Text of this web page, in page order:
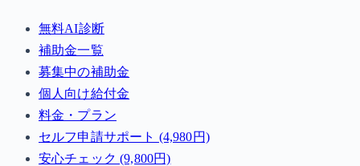
無料AI診断
補助金一覧
募集中の補助金
個人向け給付金
料金・プラン
セルフ申請サポート (4,980円)
安心チェック (9,800円)